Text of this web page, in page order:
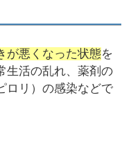
が悪くなった状態を
生活の乱れ、薬剤の
ロリ）の感染などで